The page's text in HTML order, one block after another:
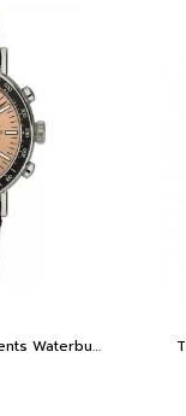
Timex TW2W47300 Gents Waterbury Leather Strap Watch 42mm.